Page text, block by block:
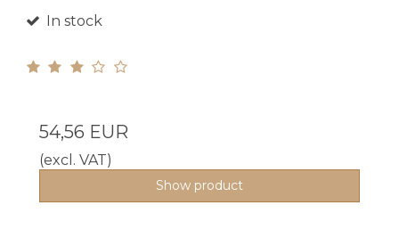
In stock
54,56 EUR
(excl. VAT)
Show product